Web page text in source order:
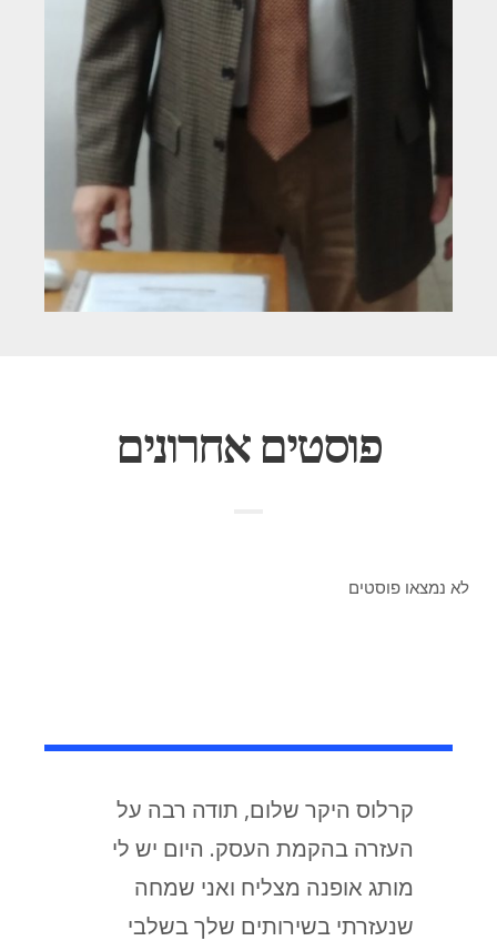
פוסטים אחרונים
לא נמצאו פוסטים
קרלוס היקר שלום, תודה רבה על
העזרה בהקמת העסק. היום יש לי
מותג אופנה מצליח ואני שמחה
שנעזרתי בשירותים שלך בשלבי